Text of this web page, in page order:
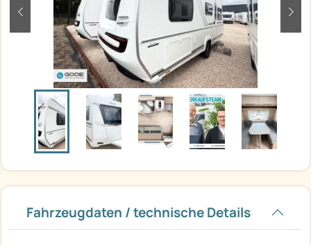
zurück
Fahrzeugdaten / technische Details